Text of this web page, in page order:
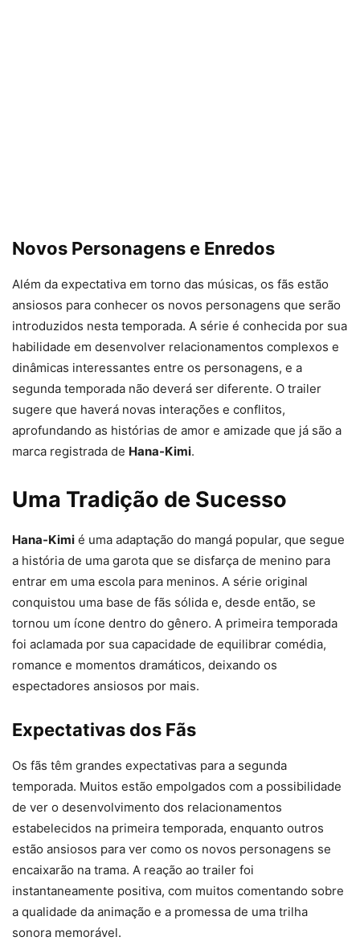
Novos Personagens e Enredos
Além da expectativa em torno das músicas, os fãs estão
ansiosos para conhecer os novos personagens que serão
introduzidos nesta temporada. A série é conhecida por sua
habilidade em desenvolver relacionamentos complexos e
dinâmicas interessantes entre os personagens, e a
segunda temporada não deverá ser diferente. O trailer
sugere que haverá novas interações e conflitos,
aprofundando as histórias de amor e amizade que já são a
marca registrada de Hana-Kimi.
Uma Tradição de Sucesso
Hana-Kimi é uma adaptação do mangá popular, que segue
a história de uma garota que se disfarça de menino para
entrar em uma escola para meninos. A série original
conquistou uma base de fãs sólida e, desde então, se
tornou um ícone dentro do gênero. A primeira temporada
foi aclamada por sua capacidade de equilibrar comédia,
romance e momentos dramáticos, deixando os
espectadores ansiosos por mais.
Expectativas dos Fãs
Os fãs têm grandes expectativas para a segunda
temporada. Muitos estão empolgados com a possibilidade
de ver o desenvolvimento dos relacionamentos
estabelecidos na primeira temporada, enquanto outros
estão ansiosos para ver como os novos personagens se
encaixarão na trama. A reação ao trailer foi
instantaneamente positiva, com muitos comentando sobre
a qualidade da animação e a promessa de uma trilha
sonora memorável.